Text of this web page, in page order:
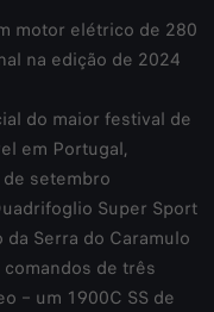
motor elétrico de 280
na edição de 2024
do maior festival de
em Portugal,
setembro
Super Sport
Serra do Caramulo
de três
– um 1900C SS de